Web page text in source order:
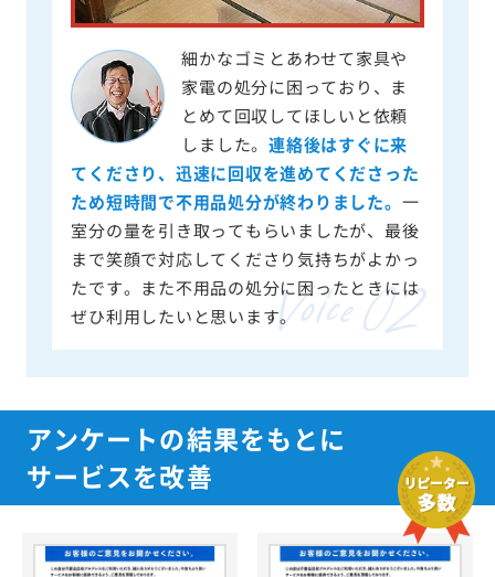
細かなゴミとあわせて家具や
家電の処分に困っており、ま
とめて回収してほしいと依頼
しました。連絡後はすぐに来
てくださり、迅速に回収を進めてくださった
ため短時間で不用品処分が終わりました。 一
室分の量を引き取ってもらいましたが、最後
まで笑顔で対応してくださり気持ちがよかっ
たです。また不用品の処分に困ったときには
ぜひ利用したいと思います。
アンケートの結果をもとに
サービスを改善